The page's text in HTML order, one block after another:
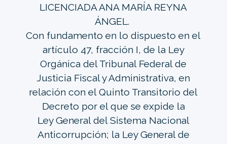
LICENCIADA ANA MARÍA REYNA
ÁNGEL.
Con fundamento en lo dispuesto en el
artículo 47, fracción I, de la Ley
Orgánica del Tribunal Federal de
Justicia Fiscal y Administrativa, en
relación con el Quinto Transitorio del
Decreto por el que se expide la
Ley General del Sistema Nacional
Anticorrupción; la Ley General de